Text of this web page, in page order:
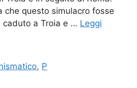
che questo simulacro fosse
caduto a Troia e … Leggi
, P